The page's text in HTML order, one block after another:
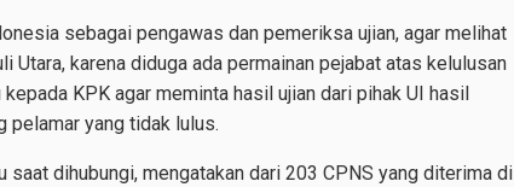
sebagai pengawas dan pemeriksa ujian, agar melihat
Utara, karena diduga ada permainan pejabat atas kelulusan
KPK agar meminta hasil ujian dari pihak UI hasil
pelamar yang tidak lulus.
saat dihubungi, mengatakan dari 203 CPNS yang diterima di